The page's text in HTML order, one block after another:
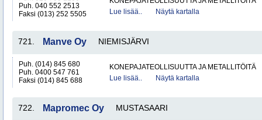
Puh. 040 552 2513
Faksi (013) 252 5505
Lue lisää..
Näytä kartalla
721. Manve Oy NIEMISJÄRVI
Puh. (014) 845 680
Puh. 0400 547 761
Faksi (014) 845 688
KONEPAJATEOLLISUUTTA JA METALLITÖITÄ
Lue lisää..
Näytä kartalla
722. Mapromec Oy MUSTASAARI